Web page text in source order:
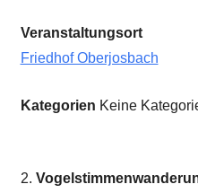
Veranstaltungsort
Friedhof Oberjosbach
Kategorien Keine